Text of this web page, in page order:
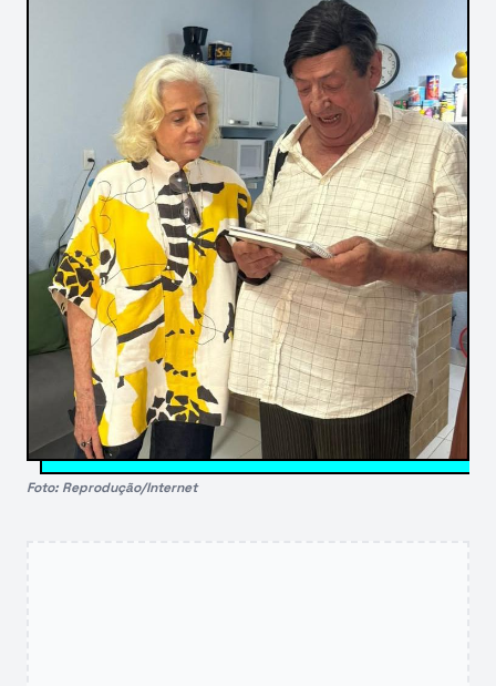
Foto: Reprodução/Internet